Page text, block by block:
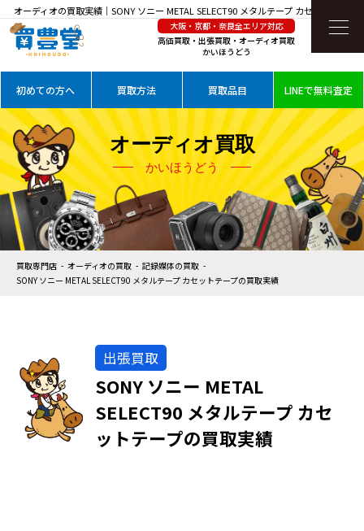
オーディオの買取実績｜SONY ソニー METAL SELECT90 メタルテープ カセットテープ
を高価買取
大阪・京都・奈良全エリア対応
高価買取・出張買取・オーディオ買取
かいほうどう
初めての方へ 買取方法 買取品目 LINEで無料査定
オーディオ買取
かいほうどう
買取専門店 オーディオの買取
記録媒体の買取
SONY ソニー METAL SELECT90 メタルテープ カセットテープの買取実績
出張買取
SONY ソニー METAL
SELECT90 メタルテープ カセ
ットテープの買取実績